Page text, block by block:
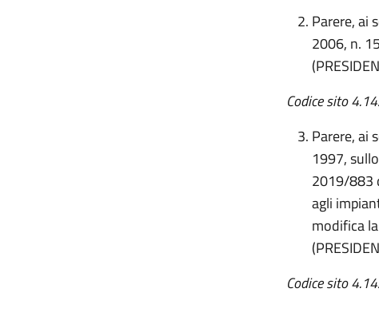
Parere, ai
2006, n.
Codice sito
Parere, ai
1997,
2019/883
agli
modifica
Codice sito